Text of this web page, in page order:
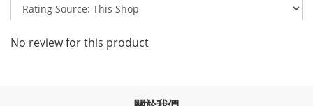
No review for this product